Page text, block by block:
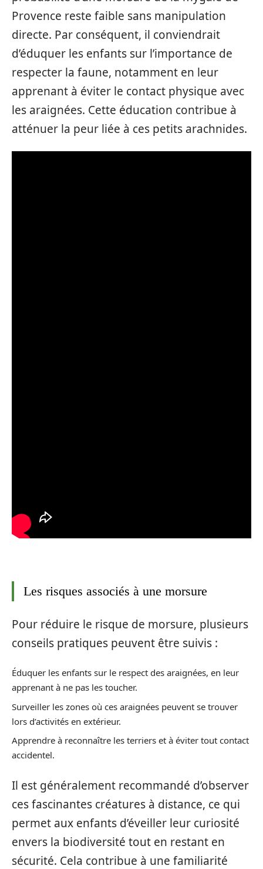
Provence reste faible sans manipulation
directe. Par conséquent, il conviendrait
d’éduquer les enfants sur l’importance de
respecter la faune, notamment en leur
apprenant à éviter le contact physique avec
les araignées. Cette éducation contribue à
atténuer la peur liée à ces petits arachnides.
Les risques associés à une morsure
Pour réduire le risque de morsure, plusieurs
conseils pratiques peuvent être suivis :
Éduquer les enfants sur le respect des araignées, en leur
apprenant à ne pas les toucher.
Surveiller les zones où ces araignées peuvent se trouver
lors d’activités en extérieur.
Apprendre à reconnaître les terriers et à éviter tout contact
accidentel.
Il est généralement recommandé d’observer
ces fascinantes créatures à distance, ce qui
permet aux enfants d’éveiller leur curiosité
envers la biodiversité tout en restant en
sécurité. Cela contribue à une familiarité